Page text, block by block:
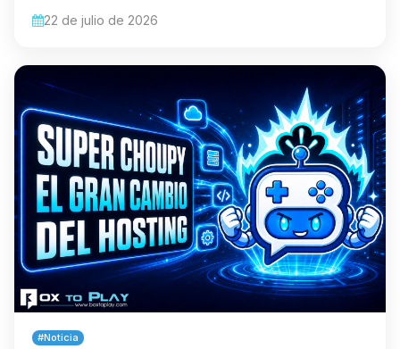
22 de julio de 2026
#Noticia